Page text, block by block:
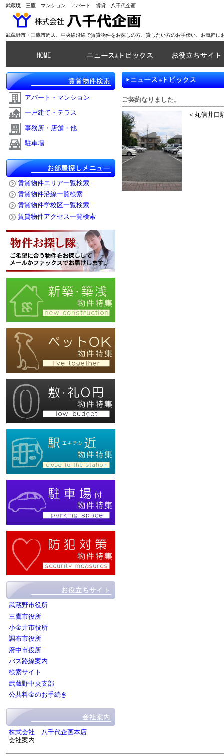
武蔵境 三鷹 マンション アパート 賃貸 八千代企画
武蔵野市・三鷹市周辺、中央線沿線で賃貸物件をお探しの方、貸したい方のお手伝い、お気軽に
アパート・マンション
一戸建て・テラス
事務所・店舗・他
駐車場
賃貸物件エリア一覧検索
賃貸物件沿線一覧検索
賃貸物件学校区一覧検索
賃貸物件アクセス一覧検索
武蔵野市役所
三鷹市役所
小金井市役所
調布市役所
府中市役所
バス路線案内
検索サイト
武蔵野中央支部
公共料金のお手続き
株式会社 八千代企画本店
会社案内
ご契約なりました。
＜丸信井口